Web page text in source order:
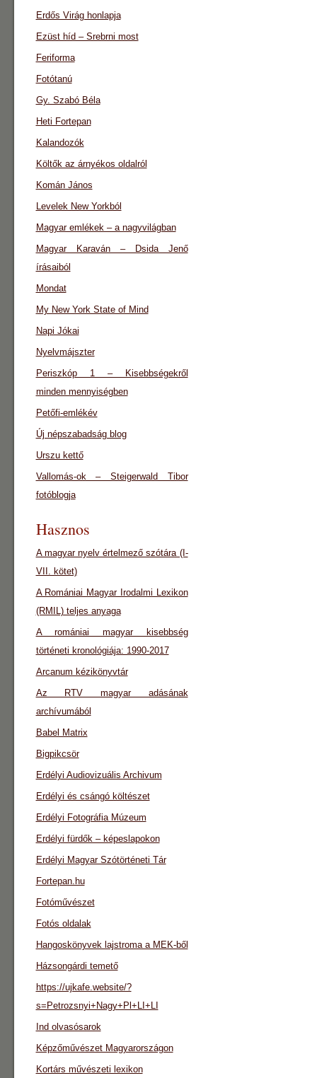
Erdős Virág honlapja
Ezüst híd – Srebrni most
Feriforma
Fotótanú
Gy. Szabó Béla
Heti Fortepan
Kalandozók
Költők az árnyékos oldalról
Komán János
Levelek New Yorkból
Magyar emlékek – a nagyvilágban
Magyar Karaván – Dsida Jenő
írásaiból
Mondat
My New York State of Mind
Napi Jókai
Nyelvmájszter
Periszkóp 1 – Kisebbségekről
minden mennyiségben
Petőfi-emlékév
Új népszabadság blog
Urszu kettő
Vallomás-ok – Steigerwald Tibor
fotóblogja
Hasznos
A magyar nyelv értelmező szótára (I-
VII. kötet)
A Romániai Magyar Irodalmi Lexikon
(RMIL) teljes anyaga
A romániai magyar kisebbség
történeti kronológiája: 1990-2017
Arcanum kézikönyvtár
Az RTV magyar adásának
archívumából
Babel Matrix
Bigpikcsör
Erdélyi Audiovizuális Archivum
Erdélyi és csángó költészet
Erdélyi Fotográfia Múzeum
Erdélyi fürdők – képeslapokon
Erdélyi Magyar Szótörténeti Tár
Fortepan.hu
Fotóművészet
Fotós oldalak
Hangoskönyvek lajstroma a MEK-ből
Házsongárdi temető
https://ujkafe.website/?
s=Petrozsnyi+Nagy+Pl+LI+LI
Ind olvasósarok
Képzőművészet Magyarországon
Kortárs művészeti lexikon